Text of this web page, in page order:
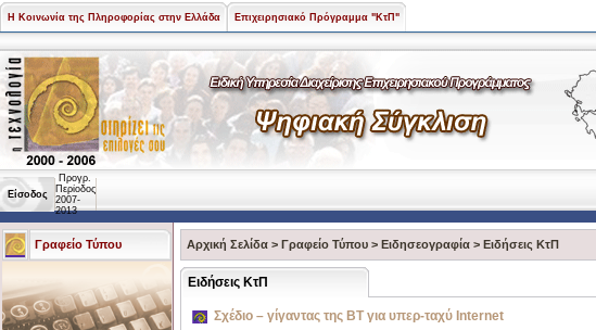
Η Κοινωνία της Πληροφορίας στην Ελλάδα Επιχειρησιακό Πρόγραμμα "ΚτΠ"
Είσοδος
Προγρ.
Περίοδος
2007-
2013
Γραφείο Τύπου Αρχική Σελίδα > Γραφείο Τύπου > Ειδησεογραφία > Ειδήσεις ΚτΠ
Ειδήσεις ΚτΠ
Σχέδιο – γίγαντας της ΒΤ για υπερ-ταχύ Internet